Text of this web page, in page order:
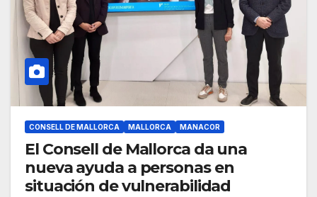
CONSELL DE MALLORCA MALLORCA MANACOR
El Consell de Mallorca da una
nueva ayuda a personas en
situación de vulnerabilidad